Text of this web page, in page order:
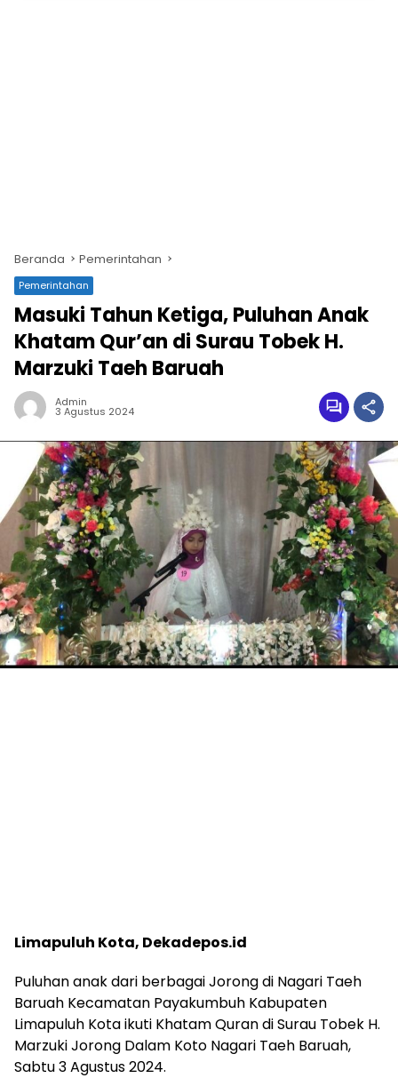
Beranda Pemerintahan
Pemerintahan
Masuki Tahun Ketiga, Puluhan Anak
Khatam Qur’an di Surau Tobek H.
Marzuki Taeh Baruah
Admin
3 Agustus 2024
Limapuluh Kota, Dekadepos.id
Puluhan anak dari berbagai Jorong di Nagari Taeh
Baruah Kecamatan Payakumbuh Kabupaten
Limapuluh Kota ikuti Khatam Quran di Surau Tobek H.
Marzuki Jorong Dalam Koto Nagari Taeh Baruah,
Sabtu 3 Agustus 2024.